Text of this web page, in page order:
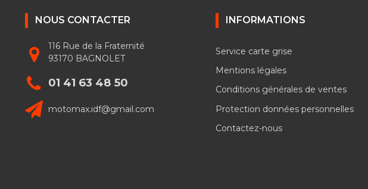
NOUS CONTACTER
116 Rue de la Fraternité
93170 BAGNOLET
01 41 63 48 50
motomax.idf@gmail.com
INFORMATIONS
Service carte grise
Mentions légales
Conditions générales de ventes
Protection données personnelles
Contactez-nous